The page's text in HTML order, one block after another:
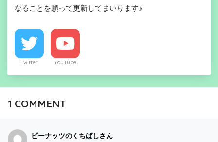
なることを願って更新してまいります♪
Twitter YouTube
1 COMMENT
ピーナッツのくちばしさん